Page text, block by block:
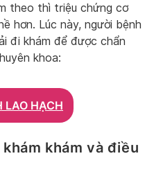
theo thì triệu chứng cơ
hơn. Lúc này, người bệnh
đi khám để được chẩn
khoa:
LAO HẠCH
khám và điều